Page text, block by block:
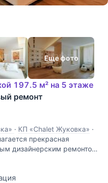
Еще фото
197.5 м² на 5 этаже
ремонт
· КП «Chalet Жуковка» ·
прекрасная
дизайнерским ремонтом
система увлажнения
шторы с